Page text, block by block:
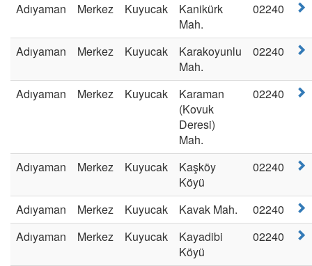
Adıyaman Merkez Kuyucak
Kanikürk
Mah.
02240
Adıyaman Merkez Kuyucak
Karakoyunlu
Mah.
02240
Adıyaman Merkez Kuyucak
Karaman
(Kovuk
Deresi)
Mah.
02240
Adıyaman Merkez Kuyucak
Kaşköy
Köyü
02240
Adıyaman Merkez Kuyucak Kavak Mah.
02240
Adıyaman
Merkez Kuyucak
Kayadibi
Köyü
02240